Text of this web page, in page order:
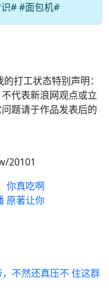
# #面包机#
打工状态特别声明：
代表新浪网观点或立
题请于作品发表后的
20101
你真吃啊
原著让你
不然还真压不 住这群